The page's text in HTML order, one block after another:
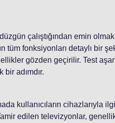
çalıştığından emin
tüm fonksiyonları detaylı bir
gözden geçirilir. Test
bir adımdır.
kullanıcıların cihazlarıyla
edilen televizyonlar,